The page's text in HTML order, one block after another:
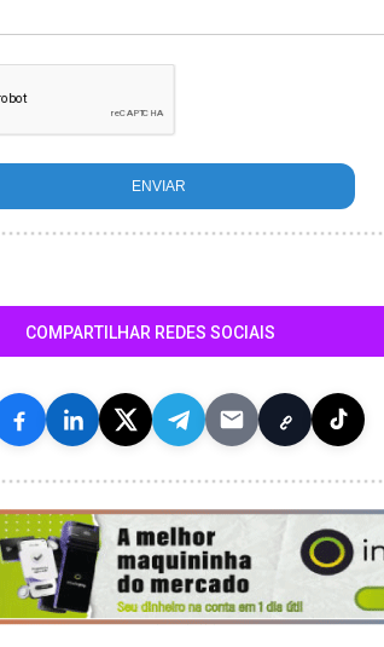
COMPARTILHAR REDES SOCIAIS